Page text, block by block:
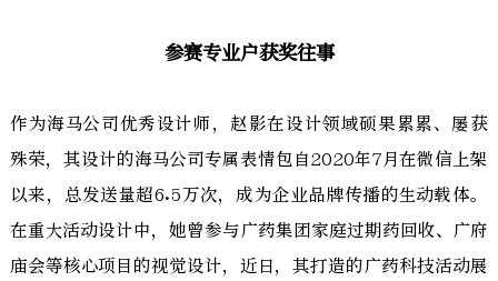
参赛专业户获奖往事
作为海马公司优秀设计师，赵影在设计领域硕果累累、屡获
殊荣，其设计的海马公司专属表情包自2020年7月在微信上架
以来，总发送量超6.5万次，成为企业品牌传播的生动载体。
在重大活动设计中，她曾参与广药集团家庭过期药回收、广府
庙会等核心项目的视觉设计，近日，其打造的广药科技活动展